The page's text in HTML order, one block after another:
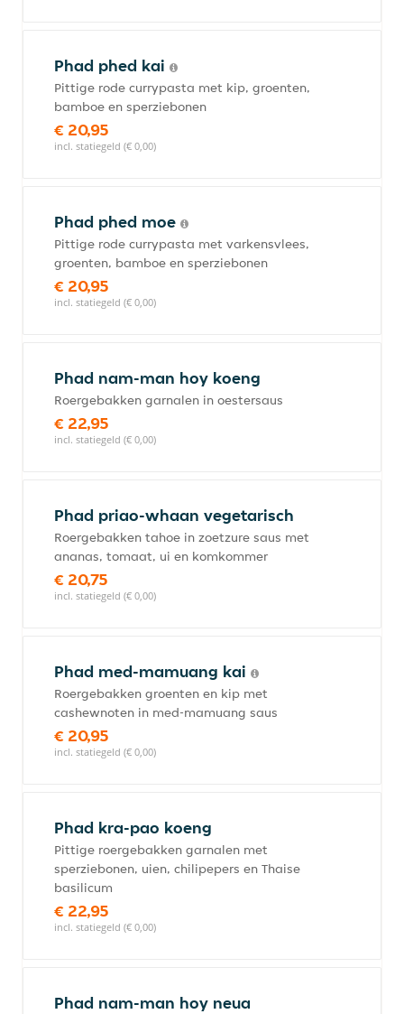
Phad phed kai
Pittige rode currypasta met kip, groenten,
bamboe en sperziebonen
€ 20,95
incl. statiegeld (€ 0,00)
Phad phed moe
Pittige rode currypasta met varkensvlees,
groenten, bamboe en sperziebonen
€ 20,95
incl. statiegeld (€ 0,00)
Phad nam-man hoy koeng
Roergebakken garnalen in oestersaus
€ 22,95
incl. statiegeld (€ 0,00)
Phad priao-whaan vegetarisch
Roergebakken tahoe in zoetzure saus met
ananas, tomaat, ui en komkommer
€ 20,75
incl. statiegeld (€ 0,00)
Phad med-mamuang kai
Roergebakken groenten en kip met
cashewnoten in med-mamuang saus
€ 20,95
incl. statiegeld (€ 0,00)
Phad kra-pao koeng
Pittige roergebakken garnalen met
sperziebonen, uien, chilipepers en Thaise
basilicum
€ 22,95
incl. statiegeld (€ 0,00)
Phad nam-man hoy neua